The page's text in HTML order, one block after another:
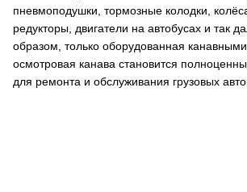
пневмоподушки, тормозные колодки,
редукторы, двигатели на автобусах и так
образом, только оборудованная
осмотровая канава становится
для ремонта и обслуживания грузовых